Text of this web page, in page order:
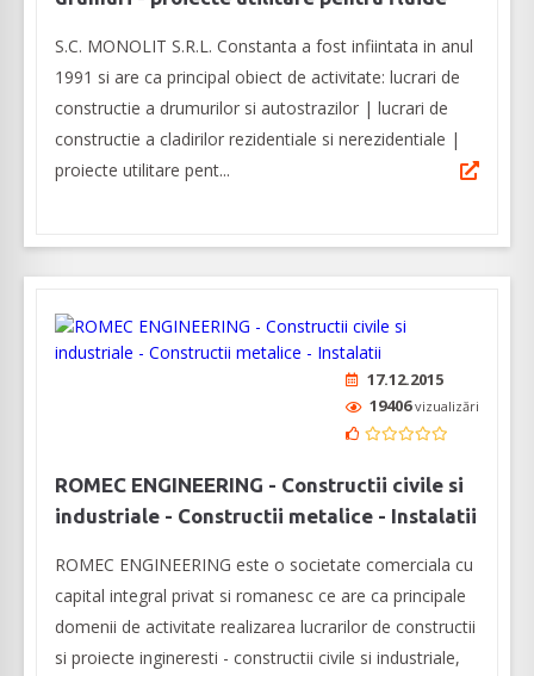
S.C. MONOLIT S.R.L. Constanta a fost infiintata in anul
1991 si are ca principal obiect de activitate: lucrari de
constructie a drumurilor si autostrazilor | lucrari de
constructie a cladirilor rezidentiale si nerezidentiale |
proiecte utilitare pent...
17.12.2015
19406vizualizări
ROMEC ENGINEERING - Constructii civile si
industriale - Constructii metalice - Instalatii
ROMEC ENGINEERING este o societate comerciala cu
capital integral privat si romanesc ce are ca principale
domenii de activitate realizarea lucrarilor de constructii
si proiecte ingineresti - constructii civile si industriale,